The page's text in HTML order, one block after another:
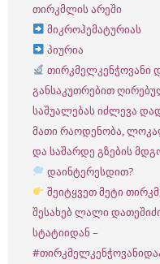
თირკმლის არეში
მიკროჰემატურიას
პიურია
თირკმელკენჭოვანი
განსაკუთრებით
საშუალებას იძლევა
მათი რაოდენობა,
და საშარდე გზების
დაინტერესდით?
შეიტყვეთ მეტი
შესახებ ლალი
სტატიიდან –